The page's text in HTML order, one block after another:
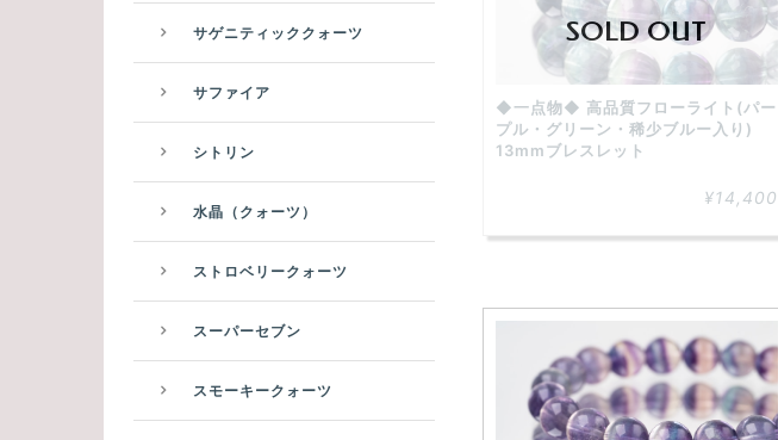
SOLD OUT
◆一点物◆ 高品質フローライト(パー
プル・グリーン・稀少ブルー入り)
13mmブレスレット
¥14,400
サゲニティッククォーツ
サファイア
シトリン
水晶（クォーツ）
ストロベリークォーツ
スーパーセブン
スモーキークォーツ